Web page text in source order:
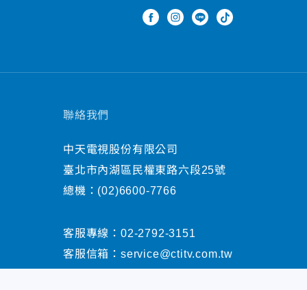
聯絡我們
中天電視股份有限公司
臺北市內湖區民權東路六段25號
總機： (02)6600-7766
客服專線： 02-2792-3151
客服信箱： service@ctitv.com.tw